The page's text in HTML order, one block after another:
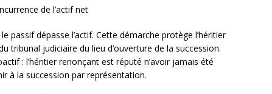
de l’actif net
passif dépasse l’actif. Cette démarche protège l’héritier
tribunal judiciaire du lieu d’ouverture de la succession.
: l’héritier renonçant est réputé n’avoir jamais été
à la succession par représentation.